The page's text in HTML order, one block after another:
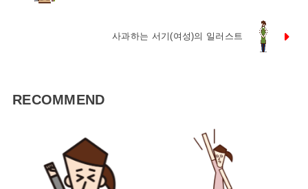
사과하는 서기(여성)의 일러스트
RECOMMEND